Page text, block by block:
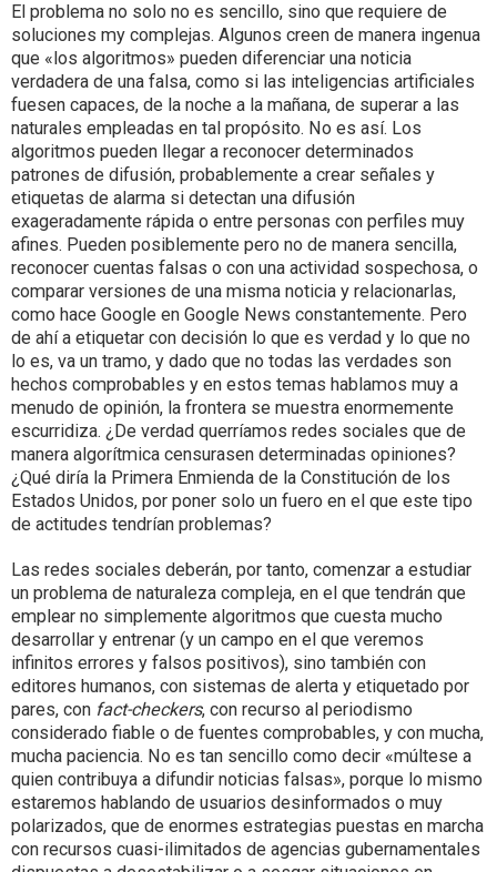
El problema no solo no es sencillo, sino que requiere de
soluciones my complejas. Algunos creen de manera ingenua
que «los algoritmos» pueden diferenciar una noticia
verdadera de una falsa, como si las inteligencias artificiales
fuesen capaces, de la noche a la mañana, de superar a las
naturales empleadas en tal propósito. No es así. Los
algoritmos pueden llegar a reconocer determinados
patrones de difusión, probablemente a crear señales y
etiquetas de alarma si detectan una difusión
exageradamente rápida o entre personas con perfiles muy
afines. Pueden posiblemente pero no de manera sencilla,
reconocer cuentas falsas o con una actividad sospechosa, o
comparar versiones de una misma noticia y relacionarlas,
como hace Google en Google News constantemente. Pero
de ahí a etiquetar con decisión lo que es verdad y lo que no
lo es, va un tramo, y dado que no todas las verdades son
hechos comprobables y en estos temas hablamos muy a
menudo de opinión, la frontera se muestra enormemente
escurridiza. ¿De verdad querríamos redes sociales que de
manera algorítmica censurasen determinadas opiniones?
¿Qué diría la Primera Enmienda de la Constitución de los
Estados Unidos, por poner solo un fuero en el que este tipo
de actitudes tendrían problemas?
Las redes sociales deberán, por tanto, comenzar a estudiar
un problema de naturaleza compleja, en el que tendrán que
emplear no simplemente algoritmos que cuesta mucho
desarrollar y entrenar (y un campo en el que veremos
infinitos errores y falsos positivos), sino también con
editores humanos, con sistemas de alerta y etiquetado por
pares, con fact-checkers, con recurso al periodismo
considerado fiable o de fuentes comprobables, y con mucha,
mucha paciencia. No es tan sencillo como decir «múltese a
quien contribuya a difundir noticias falsas», porque lo mismo
estaremos hablando de usuarios desinformados o muy
polarizados, que de enormes estrategias puestas en marcha
con recursos cuasi-ilimitados de agencias gubernamentales